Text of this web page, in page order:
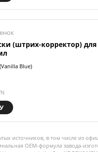
(штрих-корректор) для
Blue)
источников, в том числе из
OEM-формула завода-